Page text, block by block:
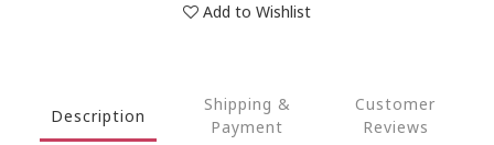
Add to Wishlist
Description
Shipping &
Payment
Customer
Reviews